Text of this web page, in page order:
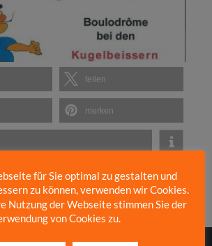
teilen
merken
für Sie optimal zu gestalten und
zu können, verwenden wir Cookies.
Nutzung der Webseite stimmen Sie der
von Cookies zu.